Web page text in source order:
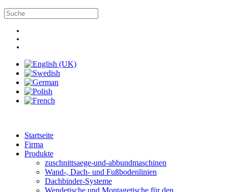
Startseite
Firma
Produkte
zuschnittsaege-und-abbundmaschinen
Wand-, Dach- und Fußbodenlinien
Dachbinder-Systeme
Wendetische und Montagetische für den